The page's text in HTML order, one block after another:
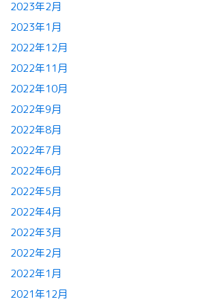
2023年2月
2023年1月
2022年12月
2022年11月
2022年10月
2022年9月
2022年8月
2022年7月
2022年6月
2022年5月
2022年4月
2022年3月
2022年2月
2022年1月
2021年12月